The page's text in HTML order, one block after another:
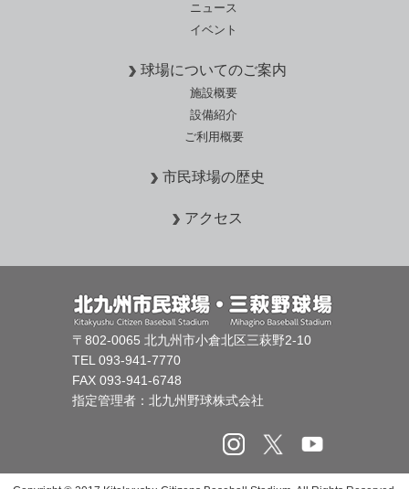
ニュース
イベント
球場についてのご案内
施設概要
設備紹介
ご利用概要
市民球場の歴史
アクセス
〒802-0065 北九州市小倉北区三萩野2-10
TEL 093-941-7770
FAX 093-941-6748
指定管理者：北九州野球株式会社